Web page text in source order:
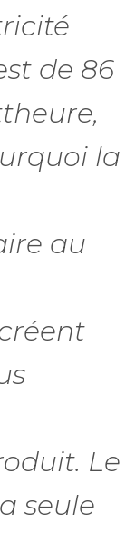
de 86
la
au
Le
seule